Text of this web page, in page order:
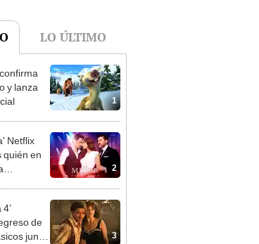
LO ÚLTIMO
1
y lanza
2
Netflix
quién en
3
de
junto